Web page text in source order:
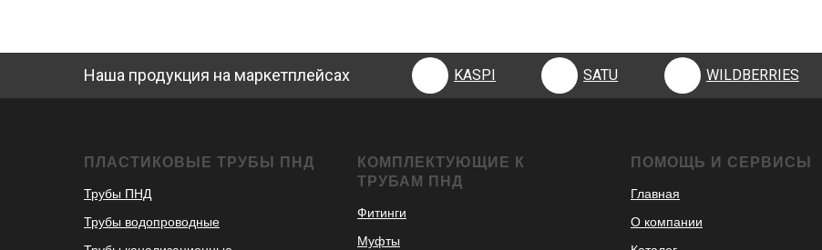
Наша продукция на маркетплейсах KASPI SATU WILDBERRIES
ПЛАСТИКОВЫЕ ТРУБЫ ПНД
Трубы ПНД
Трубы водопроводные
КОМПЛЕКТУЮЩИЕ К
ТРУБАМ ПНД
Фитинги
Муфты
ПОМОЩЬ И СЕРВИСЫ
Главная
О компании